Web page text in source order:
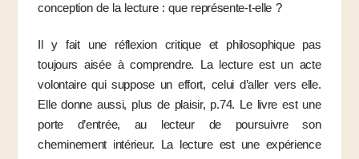
conception de la lecture : que représente-t-elle ?
Il y fait une réflexion critique et philosophique pas
toujours aisée à comprendre. La lecture est un acte
volontaire qui suppose un effort, celui d’aller vers elle.
Elle donne aussi, plus de plaisir, p.74. Le livre est une
porte d’entrée, au lecteur de poursuivre son
cheminement intérieur. La lecture est une expérience